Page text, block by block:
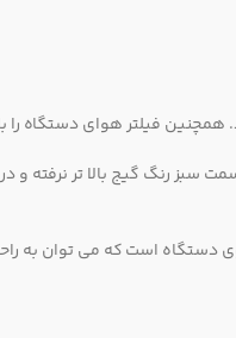
سبز رنگ گیج بالا تر نرفته
است که می توان به